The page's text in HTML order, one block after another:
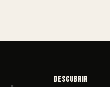
Descubrir